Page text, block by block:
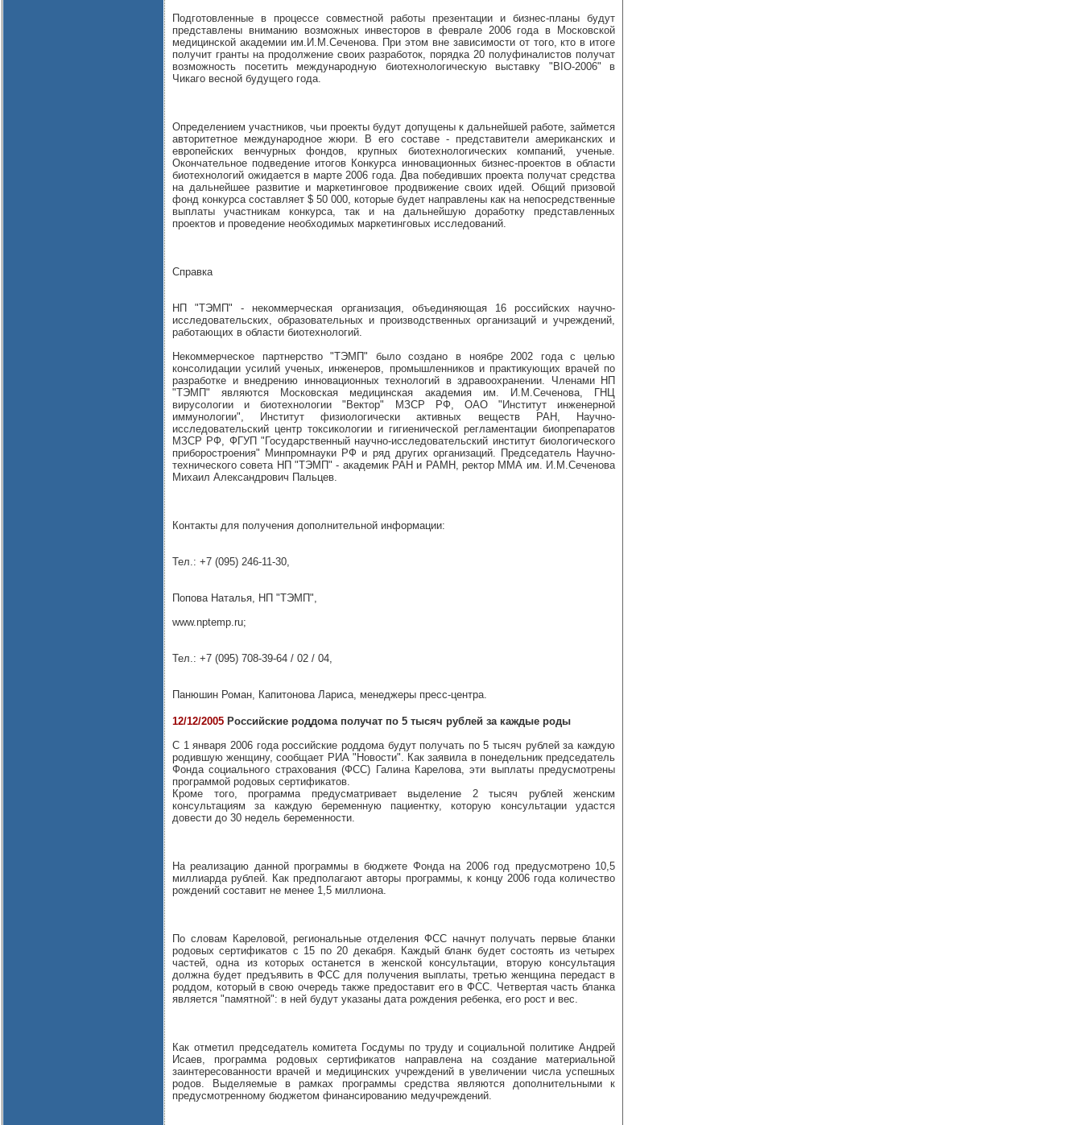
Подготовленные в процессе совместной работы презентации и бизнес-планы будут
представлены вниманию возможных инвесторов в феврале 2006 года в Московской
медицинской академии им.И.М.Сеченова. При этом вне зависимости от того, кто в итоге
получит гранты на продолжение своих разработок, порядка 20 полуфиналистов получат
возможность посетить международную биотехнологическую выставку "BIO-2006" в
Чикаго весной будущего года.
Определением участников, чьи проекты будут допущены к дальнейшей работе, займется
авторитетное международное жюри. В его составе - представители американских и
европейских венчурных фондов, крупных биотехнологических компаний, ученые.
Окончательное подведение итогов Конкурса инновационных бизнес-проектов в области
биотехнологий ожидается в марте 2006 года. Два победивших проекта получат средства
на дальнейшее развитие и маркетинговое продвижение своих идей. Общий призовой
фонд конкурса составляет $ 50 000, которые будет направлены как на непосредственные
выплаты участникам конкурса, так и на дальнейшую доработку представленных
проектов и проведение необходимых маркетинговых исследований.
Справка
НП "ТЭМП" - некоммерческая организация, объединяющая 16 российских научно-
исследовательских, образовательных и производственных организаций и учреждений,
работающих в области биотехнологий.
Некоммерческое партнерство "ТЭМП" было создано в ноябре 2002 года с целью
консолидации усилий ученых, инженеров, промышленников и практикующих врачей по
разработке и внедрению инновационных технологий в здравоохранении. Членами НП
"ТЭМП" являются Московская медицинская академия им. И.М.Сеченова, ГНЦ
вирусологии и биотехнологии "Вектор" МЗСР РФ, ОАО "Институт инженерной
иммунологии", Институт физиологически активных веществ РАН, Научно-
исследовательский центр токсикологии и гигиенической регламентации биопрепаратов
МЗСР РФ, ФГУП "Государственный научно-исследовательский институт биологического
приборостроения" Минпромнауки РФ и ряд других организаций. Председатель Научно-
технического совета НП "ТЭМП" - академик РАН и РАМН, ректор ММА им. И.М.Сеченова
Михаил Александрович Пальцев.
Контакты для получения дополнительной информации:
Тел.: +7 (095) 246-11-30,
Попова Наталья, НП "ТЭМП",
www.nptemp.ru;
Тел.: +7 (095) 708-39-64 / 02 / 04,
Панюшин Роман, Капитонова Лариса, менеджеры пресс-центра.
12/12/2005 Российские роддома получат по 5 тысяч рублей за каждые роды
С 1 января 2006 года российские роддома будут получать по 5 тысяч рублей за каждую
родившую женщину, сообщает РИА "Новости". Как заявила в понедельник председатель
Фонда социального страхования (ФСС) Галина Карелова, эти выплаты предусмотрены
программой родовых сертификатов.
Кроме того, программа предусматривает выделение 2 тысяч рублей женским
консультациям за каждую беременную пациентку, которую консультации удастся
довести до 30 недель беременности.
На реализацию данной программы в бюджете Фонда на 2006 год предусмотрено 10,5
миллиарда рублей. Как предполагают авторы программы, к концу 2006 года количество
рождений составит не менее 1,5 миллиона.
По словам Кареловой, региональные отделения ФСС начнут получать первые бланки
родовых сертификатов с 15 по 20 декабря. Каждый бланк будет состоять из четырех
частей, одна из которых останется в женской консультации, вторую консультация
должна будет предъявить в ФСС для получения выплаты, третью женщина передаст в
роддом, который в свою очередь также предоставит его в ФСС. Четвертая часть бланка
является "памятной": в ней будут указаны дата рождения ребенка, его рост и вес.
Как отметил председатель комитета Госдумы по труду и социальной политике Андрей
Исаев, программа родовых сертификатов направлена на создание материальной
заинтересованности врачей и медицинских учреждений в увеличении числа успешных
родов. Выделяемые в рамках программы средства являются дополнительными к
предусмотренному бюджетом финансированию медучреждений.